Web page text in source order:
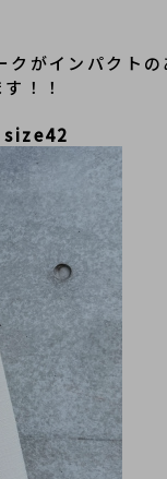
がインパクトの
！！
size42